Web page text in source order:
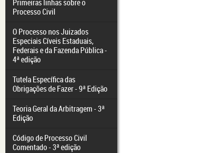
Primeiras linhas sobre o
Processo Civil
O Processo nos Juizados
Especiais Cíveis Estaduais,
Federais e da Fazenda Pública -
4ª edição
Tutela Específica das
Obrigações de Fazer - 9ª Edição
Teoria Geral da Arbitragem - 3ª
Edição
Código de Processo Civil
Comentado - 3ª edição